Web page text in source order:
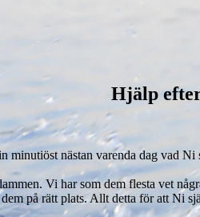
Hjälp
minutiöst nästan varenda dag
Vi har som dem flesta vet
på rätt plats. Allt detta för att Ni